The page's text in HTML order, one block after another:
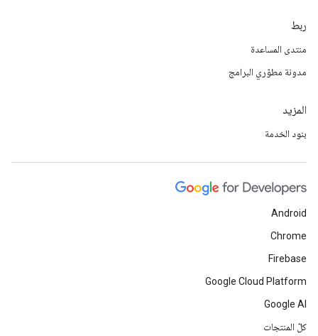
ربط
منتدى المساعدة
مدونة مطوّري البرامج
المزيد
بنود الخدمة
Android
Chrome
Firebase
Google Cloud Platform
Google AI
كلّ المنتجات